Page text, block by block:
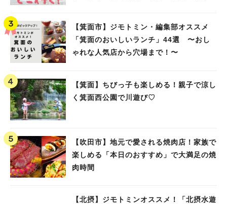
【箕面市】ジモトミン・編集部オススメ
「箕面のおいしいランチ」44選 〜おし
ゃれな人気店から穴場まで！〜
【箕面】ちびっ子も楽しめる！親子で涼し
く箕面西公園で川遊び♡
【吹田市】地元で愛される焼肉店！家族で
楽しめる「本日のおすすめ」で大満足の焼
肉時間
【北摂】ジモトミンオススメ！「北摂水遊